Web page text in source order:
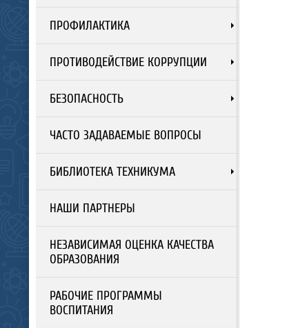
ПРОФИЛАКТИКА
ПРОТИВОДЕЙСТВИЕ КОРРУПЦИИ
БЕЗОПАСНОСТЬ
ЧАСТО ЗАДАВАЕМЫЕ ВОПРОСЫ
БИБЛИОТЕКА ТЕХНИКУМА
НАШИ ПАРТНЕРЫ
НЕЗАВИСИМАЯ ОЦЕНКА КАЧЕСТВА
ОБРАЗОВАНИЯ
РАБОЧИЕ ПРОГРАММЫ
ВОСПИТАНИЯ